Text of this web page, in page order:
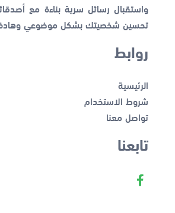
واستقبال رسائل سرية بناءة مع
تحسين شخصيتك بشكل موضوعي
روابط
الرئيسية
شروط الاستخدام
تواصل معنا
تابعنا